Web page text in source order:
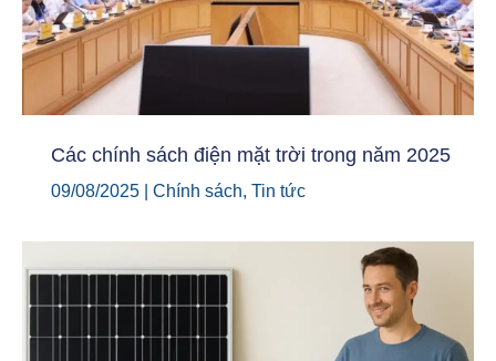
Các chính sách điện mặt trời trong năm 2025
09/08/2025 Chính sách, Tin tức